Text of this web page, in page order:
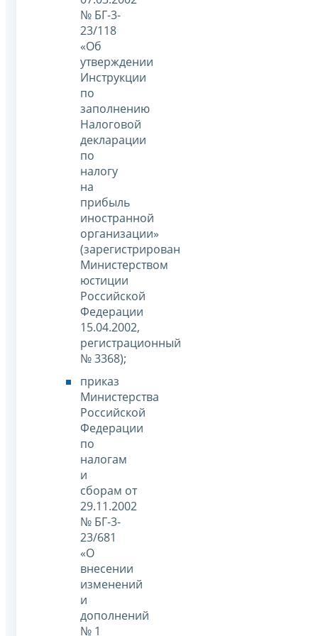
№ БГ-3-
23/118
«Об
утверждении
Инструкции
по
заполнению
Налоговой
декларации
по
налогу
на
прибыль
иностранной
организации»
(зарегистрирован
Министерством
юстиции
Российской
Федерации
15.04.2002,
регистрационный
№ 3368);
приказ
Министерства
Российской
Федерации
по
налогам
и
сборам от
29.11.2002
№ БГ-3-
23/681
«О
внесении
изменений
и
дополнений
№ 1